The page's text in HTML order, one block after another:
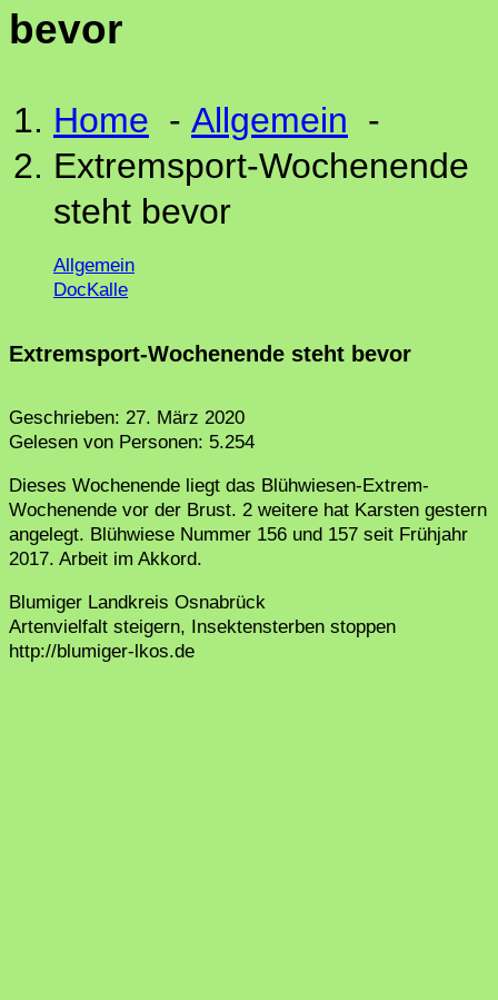
bevor
Home - Allgemein -
Extremsport-Wochenende
steht bevor
Allgemein
DocKalle
Extremsport-Wochenende steht bevor
Geschrieben: 27. März 2020
Gelesen von Personen: 5.254
Dieses Wochenende liegt das Blühwiesen-Extrem-
Wochenende vor der Brust. 2 weitere hat Karsten gestern
angelegt. Blühwiese Nummer 156 und 157 seit Frühjahr
2017. Arbeit im Akkord.
Blumiger Landkreis Osnabrück
Artenvielfalt steigern, Insektensterben stoppen
http://blumiger-lkos.de